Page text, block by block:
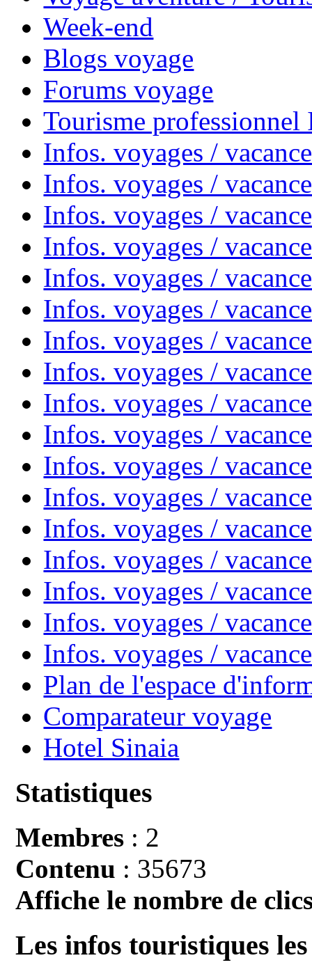
Week-end
Blogs voyage
Forums voyage
Tourisme
Infos. voyages /
Infos. voyages /
Infos. voyages /
Infos. voyages /
Infos. voyages /
Infos. voyages /
Infos. voyages /
Infos. voyages /
Infos. voyages /
Infos. voyages /
Infos. voyages /
Infos. voyages /
Infos. voyages /
Infos. voyages /
Infos. voyages /
Infos. voyages /
Infos. voyages /
Plan de l'espace
Comparateur voyage
Hotel Sinaia
Statistiques
Membres : 2
Contenu : 35673
Affiche le nombre de
Les infos touristiques